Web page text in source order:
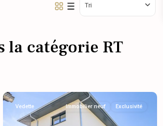
Tri
la catégorie RT
Vedette Immobilier neuf Exclusivité